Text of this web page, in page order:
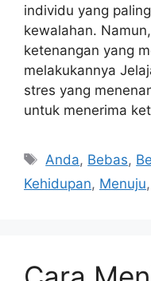
individu yang
kewalahan.
ketenangan yang
melakukannya
stres yang
untuk menerima
Tags
Anda, Bebas,
Kehidupan, Menuju,